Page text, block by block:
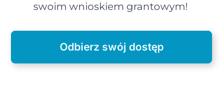
swoim wnioskiem grantowym!
Odbierz swój dostęp